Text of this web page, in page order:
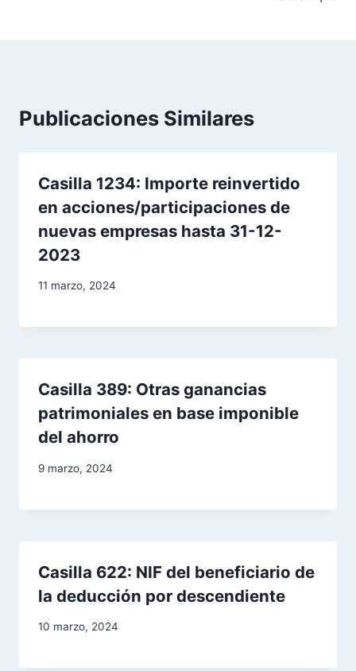
c
a
Publicaciones Similares
Casilla 1234: Importe reinvertido
en acciones/participaciones de
nuevas empresas hasta 31-12-
2023
11 marzo, 2024
Casilla 389: Otras ganancias
patrimoniales en base imponible
del ahorro
9 marzo, 2024
Casilla 622: NIF del beneficiario de
la deducción por descendiente
10 marzo, 2024